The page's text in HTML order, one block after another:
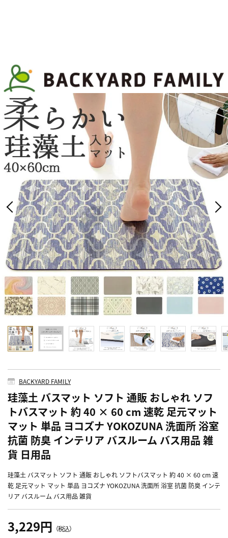
BACKYARD FAMILY
珪藻土 バスマット ソフト 通販 おしゃれ ソフ
トバスマット 約 40 × 60 cm 速乾 足元マット
マット 単品 ヨコズナ YOKOZUNA 洗面所 浴室
抗菌 防臭 インテリア バスルーム バス用品 雑
貨 日用品
珪藻土 バスマット ソフト 通販 おしゃれ ソフトバスマット 約 40 × 60 cm 速
乾 足元マット マット 単品 ヨコズナ YOKOZUNA 洗面所 浴室 抗菌 防臭 インテ
リア バスルーム バス用品 雑貨
3,229円 （税込）